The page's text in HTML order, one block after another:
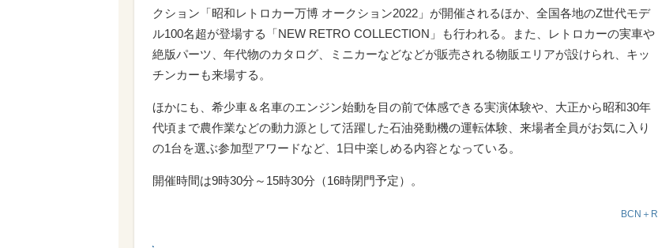
クション「昭和レトロカー万博 オークション2022」が開催されるほか、全国各地のZ世代モデ
ル100名超が登場する「NEW RETRO COLLECTION」も行われる。また、レトロカーの実車や
絶版パーツ、年代物のカタログ、ミニカーなどなどが販売される物販エリアが設けられ、キッ
チンカーも来場する。
ほかにも、希少車＆名車のエンジン始動を目の前で体感できる実演体験や、大正から昭和30年
代頃まで農作業などの動力源として活躍した石油発動機の運転体験、来場者全員がお気に入り
の1台を選ぶ参加型アワードなど、1日中楽しめる内容となっている。
開催時間は9時30分～15時30分（16時閉門予定）。
BCN＋R